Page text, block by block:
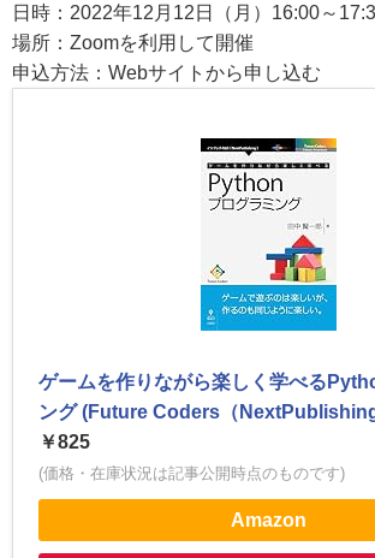
日時：2022年12月12日（月）16:00～
場所：Zoomを利用して開催
申込方法：Webサイトから申し込む
ゲームを作りながら楽しく学べる
ング (Future Coders（
￥825
(価格・在庫状況は記事公開時点のものです)
Amazon